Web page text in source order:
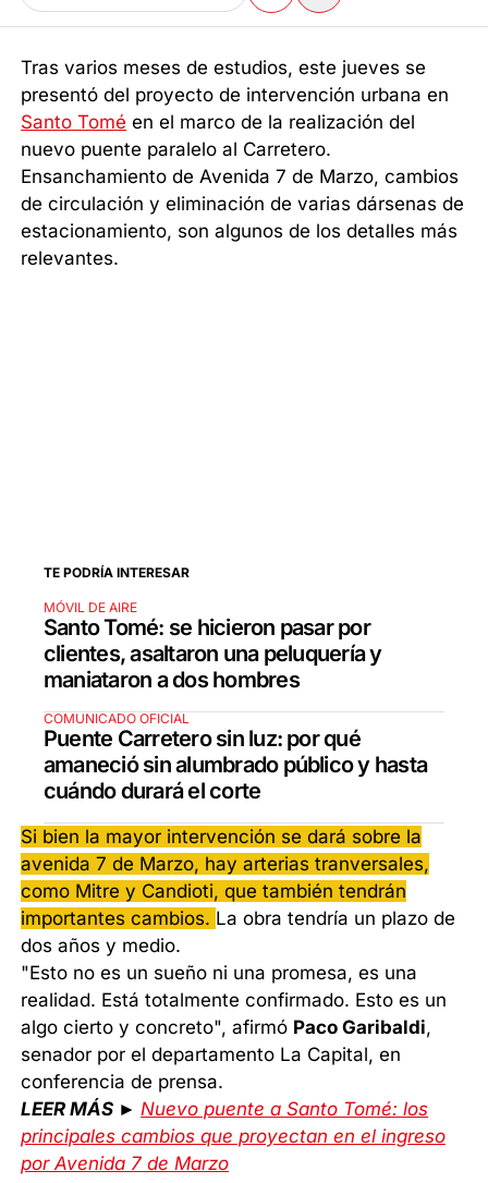
Tras varios meses de estudios, este jueves se
presentó del proyecto de intervención urbana en
Santo Tomé en el marco de la realización del
nuevo puente paralelo al Carretero.
Ensanchamiento de Avenida 7 de Marzo, cambios
de circulación y eliminación de varias dársenas de
estacionamiento, son algunos de los detalles más
relevantes.
TE PODRÍA INTERESAR
MÓVIL DE AIRE
Santo Tomé: se hicieron pasar por
clientes, asaltaron una peluquería y
maniataron a dos hombres
COMUNICADO OFICIAL
Puente Carretero sin luz: por qué
amaneció sin alumbrado público y hasta
cuándo durará el corte
Si bien la mayor intervención se dará sobre la
avenida 7 de Marzo, hay arterias tranversales,
como Mitre y Candioti, que también tendrán
importantes cambios. La obra tendría un plazo de
dos años y medio.
"Esto no es un sueño ni una promesa, es una
realidad. Está totalmente confirmado. Esto es un
algo cierto y concreto", afirmó Paco Garibaldi,
senador por el departamento La Capital, en
conferencia de prensa.
LEER MÁS ►Nuevo puente a Santo Tomé: los
principales cambios que proyectan en el ingreso
por Avenida 7 de Marzo